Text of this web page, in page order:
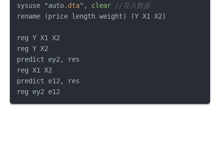
sysuse "auto.dta", clear
//导入数据
rename (price length weight) (Y X1 X2)
reg Y X1 X2
reg Y X2
predict ey2, res
reg X1 X2
predict e12, res
reg ey2 e12